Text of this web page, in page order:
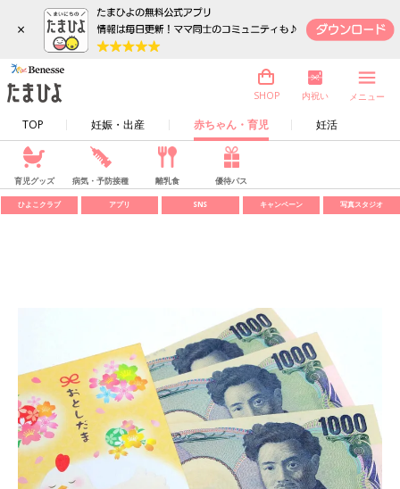
×
TOP 妊娠・出産 赤ちゃん・育児 妊活
SHOP 内祝い メニュー
育児グッズ 病気・予防接種 離乳食 優待パス
ひよこクラブ アプリ SNS キャンペーン 写真スタジオ